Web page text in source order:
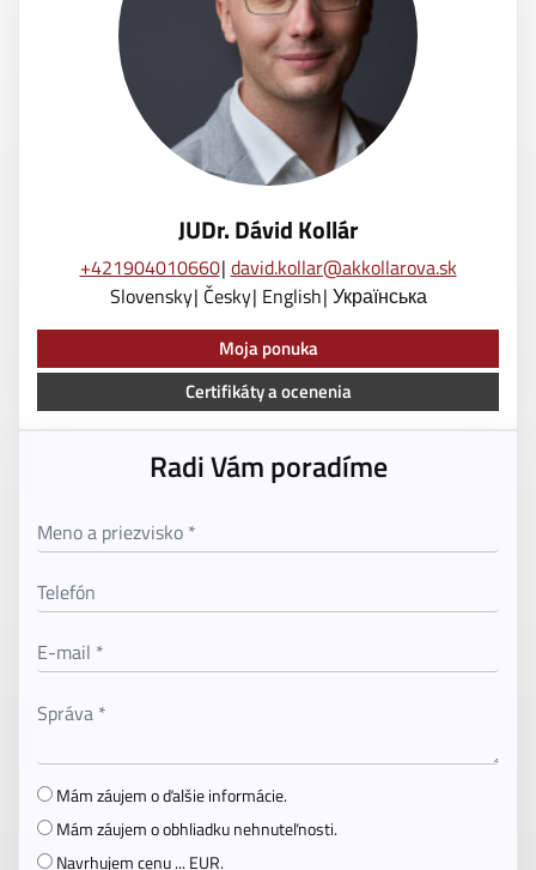
JUDr. Dávid Kollár
+421904010660 david.kollar@akkollarova.sk
Slovensky Česky English Українська
Moja ponuka
Certifikáty a ocenenia
Radi Vám poradíme
Mám záujem o ďalšie informácie.
Mám záujem o obhliadku nehnuteľnosti.
Navrhujem cenu ... EUR.